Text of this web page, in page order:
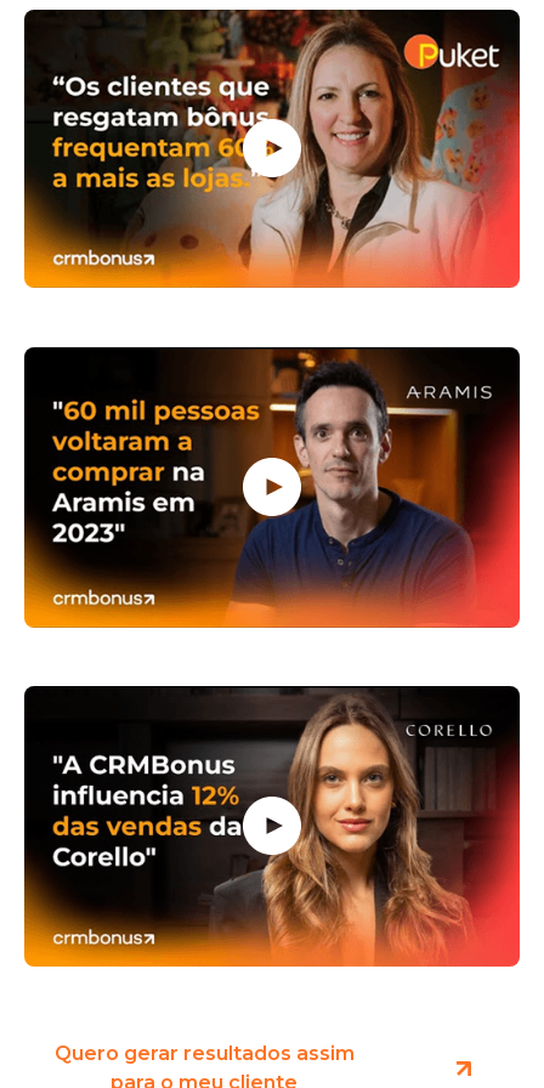
Quero gerar resultados assim
para o meu cliente